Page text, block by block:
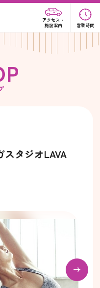
アクセス・
施設案内
営業時間
P
スタジオLAVA